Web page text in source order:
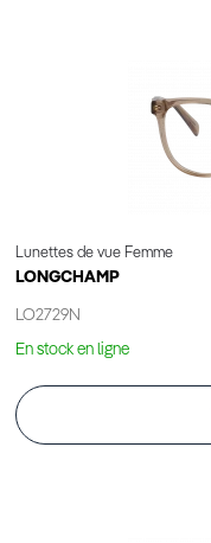
Lunettes de vue Femme
LONGCHAMP
LO2729N
En stock en ligne